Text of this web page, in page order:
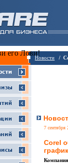
Новости /
7 сентября
Corel